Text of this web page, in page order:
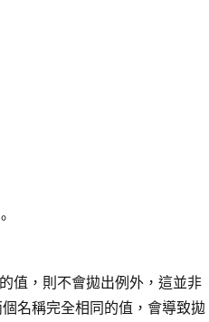
。
值，則不會拋出例外，這並非
名稱完全相同的值，會導致拋